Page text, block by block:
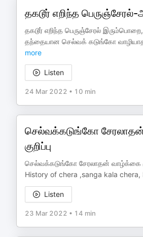
தகடூர் எறிந்த
தகடூர் எறிந்த பெருஞ்சேரல்
தந்தையான செல்வக் கடுங்கோ
more
Listen
24 Mar 2022 • 10 min
செல்வக்கடுங்கோ சேரலாதன்
குறிப்பு
செல்வக்கடுங்கோ சேரலாதன் வாழ்க்கை
History of chera ,sanga kala
Listen
23 Mar 2022 • 14 min